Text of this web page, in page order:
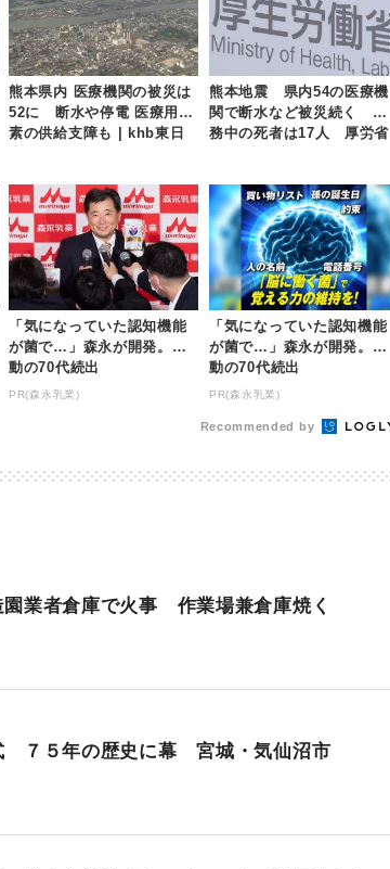
熊本県内 医療機関の被災は
52に 断水や停電 医療用酸
素の供給支障も | khb東日
熊本地震 県内54の医療機
関で断水など被災続く 勤
務中の死者は17人 厚労省
「気になっていた認知機能
が菌で…」森永が開発。感
動の70代続出
PR(森永乳業)
「気になっていた認知機能
が菌で…」森永が開発。感
動の70代続出
PR(森永乳業)
Recommended by
園業者倉庫で火事 作業場兼倉庫焼く
７５年の歴史に幕 宮城・気仙沼市